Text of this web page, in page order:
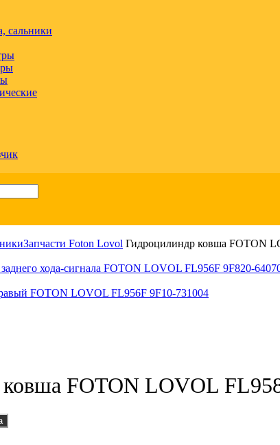
сальники
Запчасти Foton Lovol Гидроцилиндр ковша FOTON
хода-сигнала FOTON LOVOL FL956F 9F820-
FOTON LOVOL FL956F 9F10-731004
FOTON LOVOL